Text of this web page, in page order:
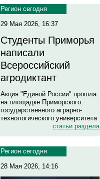
Регион сегодня
29 Мая 2026, 16:37
Студенты Приморья
написали
Всероссийский
агродиктант
Акция "Единой России" прошла
на площадке Приморского
государственного аграрно-
технологического университета
статьи раздела
Регион сегодня
28 Мая 2026, 14:16